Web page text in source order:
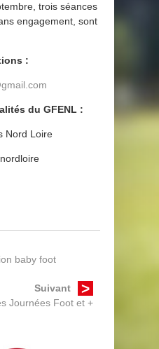
trois séances
engagement, sont
:
du GFENL :
Nord Loire
baby foot
Suivant
Journées Foot et +